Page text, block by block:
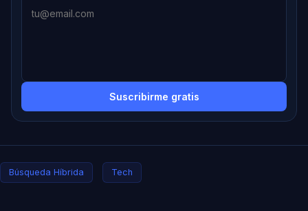
Suscribirme gratis
Búsqueda Híbrida Tech